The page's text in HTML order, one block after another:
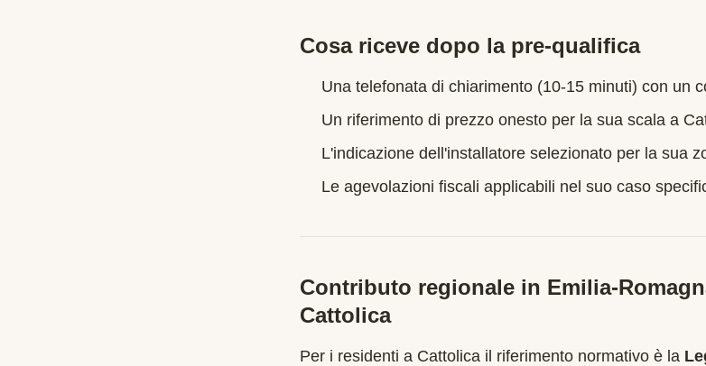
Cosa riceve dopo la pre-qualifica
Una telefonata di chiarimento (10-15 minuti) con un
Un riferimento di prezzo onesto per la sua scala a
L'indicazione dell'installatore selezionato per la sua
Le agevolazioni fiscali applicabili nel suo caso
Contributo regionale in Emilia-
Cattolica
Per i residenti a Cattolica il riferimento normativo è la